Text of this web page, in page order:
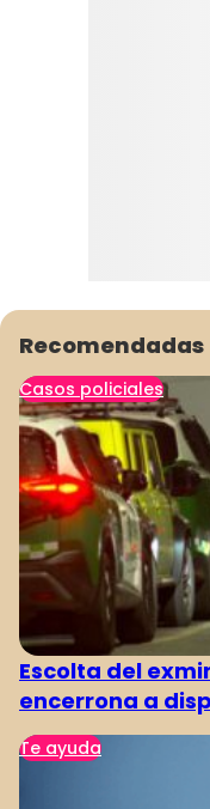
Recomendadas
Casos policiales
Escolta del
encerrona a
Te ayuda